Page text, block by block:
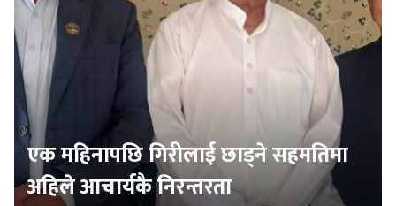
एक महिनापछि गिरीलाई छाड्ने सहमतिमा
अहिले आचार्यकै निरन्तरता